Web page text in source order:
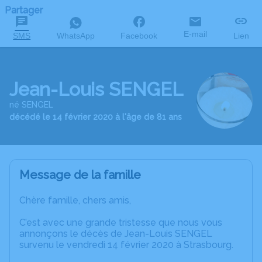
Partager
SMS WhatsApp Facebook E-mail Lien
Jean-Louis SENGEL
né SENGEL
décédé le 14 février 2020 à l'âge de 81 ans
Message de la famille
Chère famille, chers amis,
C’est avec une grande tristesse que nous vous
annonçons le décès de Jean-Louis SENGEL
survenu le vendredi 14 février 2020 à Strasbourg.